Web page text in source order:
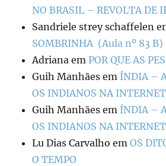
NO BRASIL – REVOLTA DE
Sandriele strey schaffelen
SOMBRINHA (Aula nº 83 B)
Adriana em POR QUE AS
Guih Manhães em ÍNDIA –
OS INDIANOS NA INTERNET
Guih Manhães em ÍNDIA –
OS INDIANOS NA INTERNET
Lu Dias Carvalho emOS
O TEMPO